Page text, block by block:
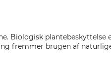
Biologisk plantebeskyttelse
fremmer brugen af